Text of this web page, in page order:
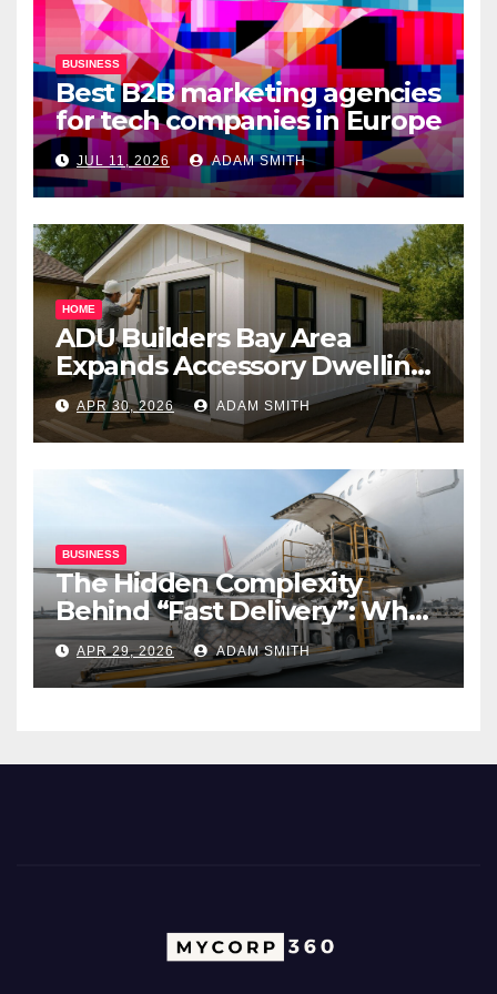
BUSINESS
Best B2B marketing agencies
for tech companies in Europe
JUL 11, 2026 ADAM SMITH
HOME
ADU Builders Bay Area
Expands Accessory Dwelling
Unit Solutions for
Homeowners Across
California
APR 30, 2026 ADAM SMITH
BUSINESS
The Hidden Complexity
Behind “Fast Delivery”: What
Air Freight Really Involves
APR 29, 2026 ADAM SMITH